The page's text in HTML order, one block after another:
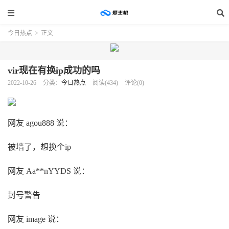
今日热点 > 正文
vir现在有换ip成功的吗
2022-10-26 分类： 今日热点 阅读(434) 评论(0)
网友 agou888 说：
被墙了，想换个ip
网友 Aa**nYYDS 说：
封号警告
网友 image 说：